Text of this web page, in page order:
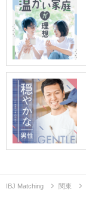
IBJ Matching 関東